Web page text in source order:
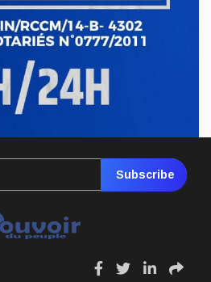
de carburant,
le pouvoir d’achat
Subscribe
fa
fa
fa
fa